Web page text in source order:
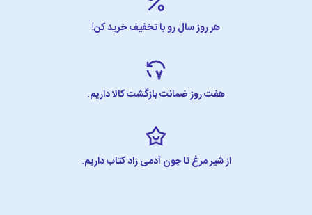
هر روز سال رو با تخفیف خرید کن!
هفت روز ضمانت بازگشت کالا داریم.
از شیر مرغ تا جون آدمی زاد کتاب داریم.